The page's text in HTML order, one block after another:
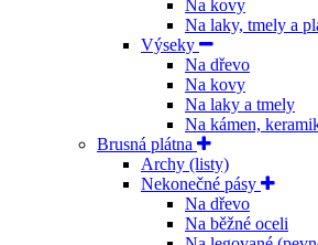
Na kovy
Na laky, tmely a
Výseky
Na dřevo
Na kovy
Na laky a tmely
Na kámen,
Brusná plátna
Archy (listy)
Nekonečné pásy
Na dřevo
Na běžné oceli